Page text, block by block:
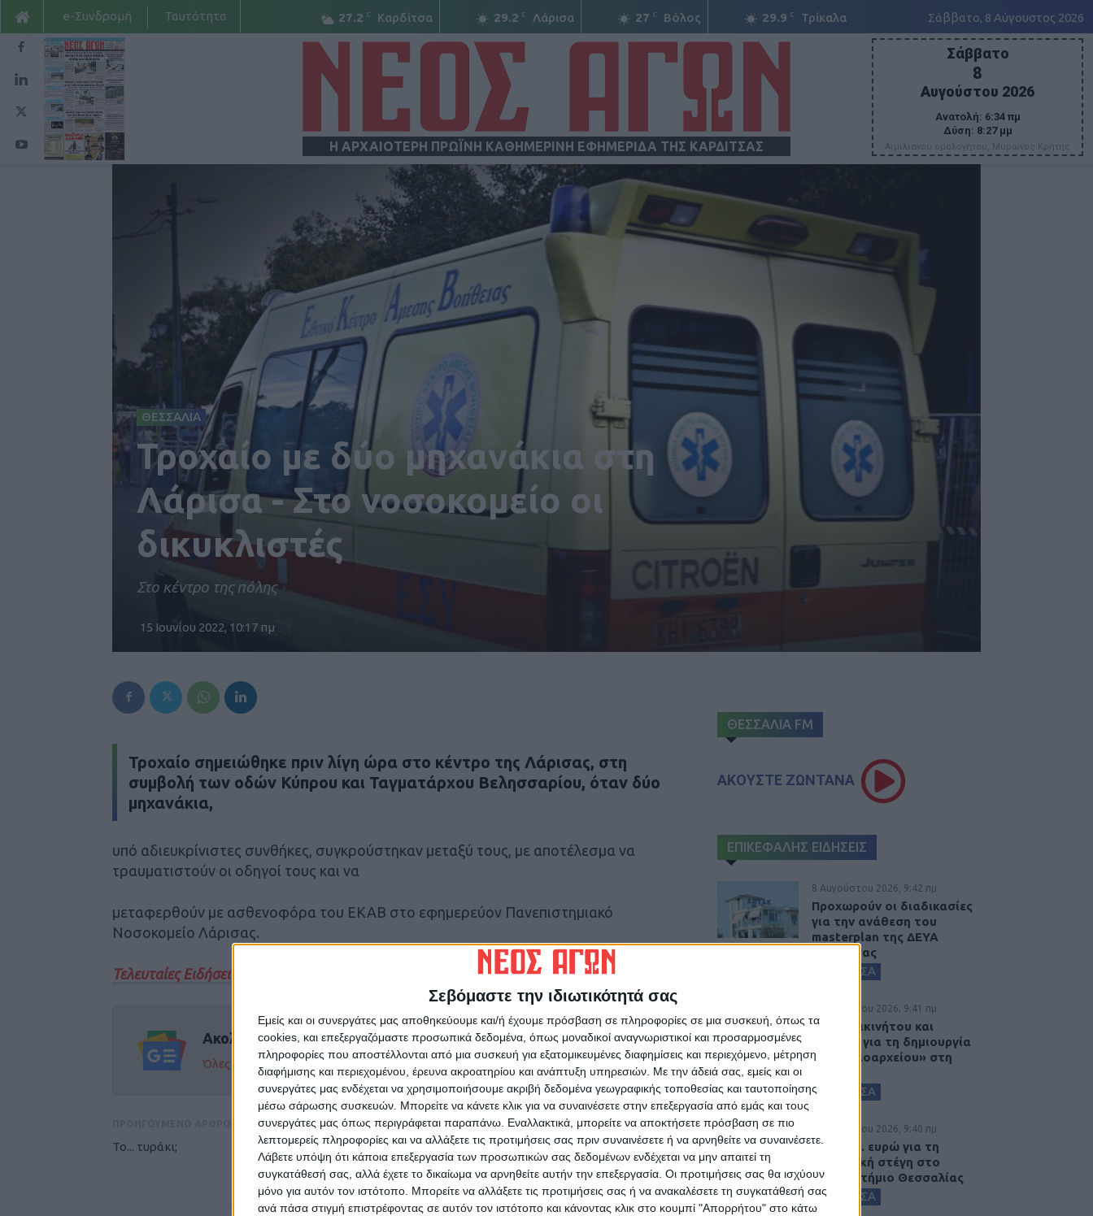
Σεβόμαστε την ιδιωτικότητά σας
Εμείς και οι συνεργάτες μας αποθηκεύουμε και/ή έχουμε πρόσβαση σε πληροφορίες σε μια συσκευή, όπως τα
cookies, και επεξεργαζόμαστε προσωπικά δεδομένα, όπως μοναδικοί αναγνωριστικοί και προσαρμοσμένες
πληροφορίες που αποστέλλονται από μια συσκευή για εξατομικευμένες διαφημίσεις και περιεχόμενο, μέτρηση
διαφήμισης και περιεχομένου, έρευνα ακροατηρίου και ανάπτυξη υπηρεσιών. Με την άδειά σας, εμείς και οι
συνεργάτες μας ενδέχεται να χρησιμοποιήσουμε ακριβή δεδομένα γεωγραφικής τοποθεσίας και ταυτοποίησης
μέσω σάρωσης συσκευών. Μπορείτε να κάνετε κλικ για να συναινέσετε στην επεξεργασία από εμάς και τους
συνεργάτες μας όπως περιγράφεται παραπάνω. Εναλλακτικά, μπορείτε να αποκτήσετε πρόσβαση σε πιο
λεπτομερείς πληροφορίες και να αλλάξετε τις προτιμήσεις σας πριν συναινέσετε ή να αρνηθείτε να συναινέσετε.
Λάβετε υπόψη ότι κάποια επεξεργασία των προσωπικών σας δεδομένων ενδέχεται να μην απαιτεί τη
συγκατάθεσή σας, αλλά έχετε το δικαίωμα να αρνηθείτε αυτήν την επεξεργασία. Οι προτιμήσεις σας θα ισχύουν
μόνο για αυτόν τον ιστότοπο. Μπορείτε να αλλάξετε τις προτιμήσεις σας ή να ανακαλέσετε τη συγκατάθεσή σας
ανά πάσα στιγμή επιστρέφοντας σε αυτόν τον ιστότοπο και κάνοντας κλικ στο κουμπί "Απορρήτου" στο κάτω
27.2 C Καρδίτσα 29.2 C Λάρισα 27 C Βόλος 29.9 C Τρίκαλα Σάββατο, 8 Αύγουστος 2026
e-Συνδρομή Ταυτότητα
Η ΑΡΧΑΙΟΤΕΡΗ ΠΡΩΪΝΗ ΚΑΘΗΜΕΡΙΝΗ ΕΦΗΜΕΡΙΔΑ ΤΗΣ ΚΑΡΔΙΤΣΑΣ
Σάββατο
8
Αυγούστου 2026
Ανατολή: 6:34 πμ
Δύση: 8:27 μμ
Αιμιλιανού ομολογήτου, Μύρωνος Κρήτης
ΘΕΣΣΑΛΙΑ
Τροχαίο με δύο μηχανάκια στη
Λάρισα - Στο νοσοκομείο οι
δικυκλιστές
Στο κέντρο της πόλης
15 Ιουνίου 2022, 10:17 πμ
Τροχαίο σημειώθηκε πριν λίγη ώρα στο κέντρο της Λάρισας, στη
συμβολή των οδών Κύπρου και Ταγματάρχου Βελησσαρίου, όταν δύο
μηχανάκια,
υπό αδιευκρίνιστες συνθήκες, συγκρούστηκαν μεταξύ τους, με αποτέλεσμα να
τραυματιστούν οι οδηγοί τους και να
μεταφερθούν με ασθενοφόρα του ΕΚΑΒ στο εφημερεύον Πανεπιστημιακό
Νοσοκομείο Λάρισας.
Τελευταίες Ειδήσεις Σήμερα
Ακολούθησε την εφημερίδα ΝΕΟΣ ΑΓΩΝ στο Google News!
Όλες οι εξελίξεις στην περιοχή της Καρδίτσας και ευρύτερα της Θεσσαλίας
Το... τυράκι;
ΕΠΟΜΕΝΟ ΑΡΘΡΟ
ΣΤΗΝ ΑΝΤΕΠΙΘΕΣΗ Η ΔΗΜΟΤΙΚΗ ΑΡΧΗ
ΚΙΛΕΛΕΡ ΓΙΑ ΤΙΣ ΑΒΑΣΙΜΕΣ ΚΑΤΑΓΓΕΛΙΕΣ
ΘΕΣΣΑΛΙΑ FM
ΑΚΟΥΣΤΕ ΖΩΝΤΑΝΑ
ΕΠΙΚΕΦΑΛΗΣ ΕΙΔΗΣΕΙΣ
8 Αυγούστου 2026, 9:42 πμ
Προχωρούν οι διαδικασίες
για την ανάθεση του
masterplan της ΔΕΥΑ
Καρδίτσας
ΚΑΡΔΙΤΣΑ
8 Αυγούστου 2026, 9:41 πμ
Δωρεά ακινήτου και
μελέτης για τη δημιουργία
«Κειμηλιοαρχείου» στη
ΚΑΡΔΙΤΣΑ
8 Αυγούστου 2026, 9:40 πμ
2,3 εκατ. ευρώ για τη
φοιτητική στέγη στο
Πανεπιστήμιο Θεσσαλίας
ΚΑΡΔΙΤΣΑ